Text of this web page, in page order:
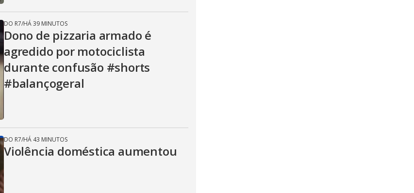
DO R7/HÁ 39 MINUTOS
Dono de pizzaria armado é
agredido por motociclista
durante confusão #shorts
#balançogeral
DO R7/HÁ 43 MINUTOS
Violência doméstica aumentou